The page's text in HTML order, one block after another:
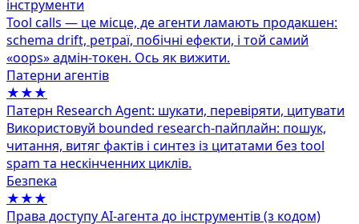
інструменти
Tool calls — це місце, де агенти ламають продакшен:
schema drift, ретраї, побічні ефекти, і той самий
«oops» адмін‑токен. Ось як вижити.
Патерни агентів
★★★
Патерн Research Agent: шукати, перевіряти, цитувати
Використовуй bounded research-пайплайн: пошук,
читання, витяг фактів і синтез із цитатами без tool
spam та нескінченних циклів.
Безпека
★★★
Права доступу AI‑агента до інструментів (з кодом)